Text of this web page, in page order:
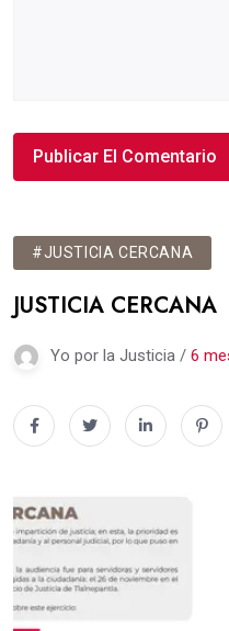
#JUSTICIA CERCANA
JUSTICIA CERCANA
Yo por la Justicia / 6